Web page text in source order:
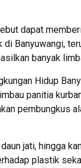
dapat
Banyuwangi,
banyak
Hidup
panitia
pembungkus
jati, hingga
plastik